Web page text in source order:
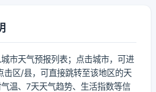
市天气预报列表；点击城市，可进
击区/县，可直接跳转至该地区的天
温、7天天气趋势、生活指数等信